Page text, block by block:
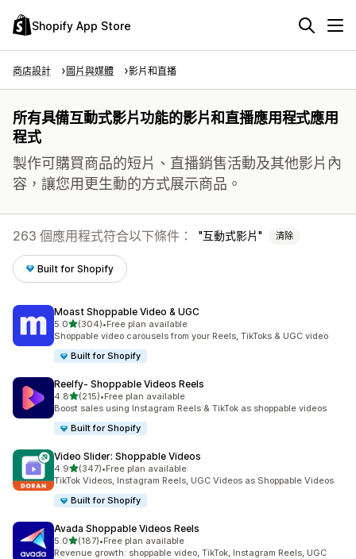
Shopify App Store
商店設計 圖片與媒體 影片和直播
所有具備互動式影片功能的影片和直播應用程式應用
程式
製作可購買商品的短片、直播銷售活動及其他影片內
容，讓您用更生動的方式展示商品。
263 個應用程式符合以下條件： 互動式影片 清除
Built for Shopify
Moast Shoppable Video & UGC
5.0滿分 5 顆星
(304)
共有 304 則評價
•Free plan available
Shoppable video carousels from your Reels, TikToks & UGC video
Built for Shopify
Reelfy‑ Shoppable Videos Reels
4.8滿分 5 顆星
(215)
共有 215 則評價
•Free plan available
Boost sales using Instagram Reels & TikTok as shoppable videos
Built for Shopify
Video Slider: Shoppable Videos
4.9滿分 5 顆星
(347)
共有 347 則評價
•Free plan available
TikTok Videos, Instagram Reels, UGC Videos as Shoppable Videos
Built for Shopify
Avada Shoppable Videos Reels
5.0滿分 5 顆星
(187)
共有 187 則評價
•Free plan available
Revenue growth: shoppable video, TikTok, Instagram Reels, UGC